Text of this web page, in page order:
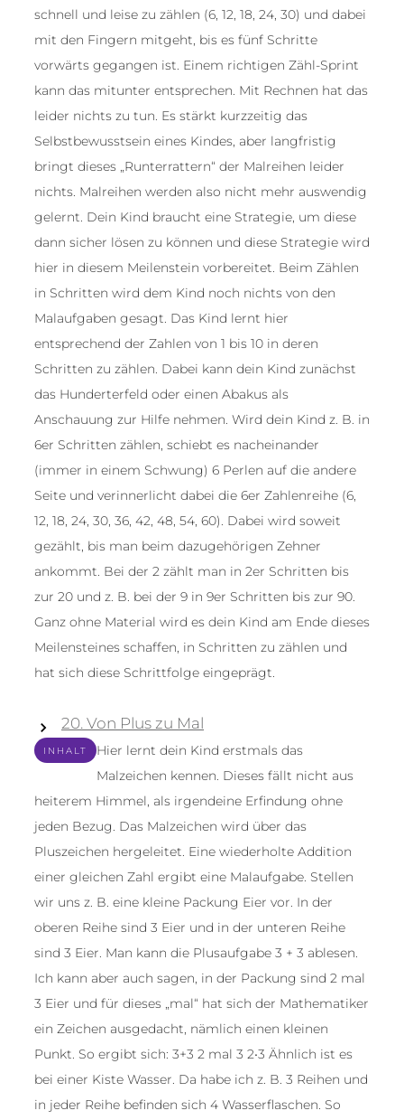
schnell und leise zu zählen (6, 12, 18, 24, 30) und dabei
mit den Fingern mitgeht, bis es fünf Schritte
vorwärts gegangen ist. Einem richtigen Zähl-Sprint
kann das mitunter entsprechen. Mit Rechnen hat das
leider nichts zu tun. Es stärkt kurzzeitig das
Selbstbewusstsein eines Kindes, aber langfristig
bringt dieses „Runterrattern“ der Malreihen leider
nichts. Malreihen werden also nicht mehr auswendig
gelernt. Dein Kind braucht eine Strategie, um diese
dann sicher lösen zu können und diese Strategie wird
hier in diesem Meilenstein vorbereitet. Beim Zählen
in Schritten wird dem Kind noch nichts von den
Malaufgaben gesagt. Das Kind lernt hier
entsprechend der Zahlen von 1 bis 10 in deren
Schritten zu zählen. Dabei kann dein Kind zunächst
das Hunderterfeld oder einen Abakus als
Anschauung zur Hilfe nehmen. Wird dein Kind z. B. in
6er Schritten zählen, schiebt es nacheinander
(immer in einem Schwung) 6 Perlen auf die andere
Seite und verinnerlicht dabei die 6er Zahlenreihe (6,
12, 18, 24, 30, 36, 42, 48, 54, 60). Dabei wird soweit
gezählt, bis man beim dazugehörigen Zehner
ankommt. Bei der 2 zählt man in 2er Schritten bis
zur 20 und z. B. bei der 9 in 9er Schritten bis zur 90.
Ganz ohne Material wird es dein Kind am Ende dieses
Meilensteines schaffen, in Schritten zu zählen und
hat sich diese Schrittfolge eingeprägt.
20. Von Plus zu Mal
INHALT
Hier lernt dein Kind erstmals das
Malzeichen kennen. Dieses fällt nicht aus
heiterem Himmel, als irgendeine Erfindung ohne
jeden Bezug. Das Malzeichen wird über das
Pluszeichen hergeleitet. Eine wiederholte Addition
einer gleichen Zahl ergibt eine Malaufgabe. Stellen
wir uns z. B. eine kleine Packung Eier vor. In der
oberen Reihe sind 3 Eier und in der unteren Reihe
sind 3 Eier. Man kann die Plusaufgabe 3 + 3 ablesen.
Ich kann aber auch sagen, in der Packung sind 2 mal
3 Eier und für dieses „mal“ hat sich der Mathematiker
ein Zeichen ausgedacht, nämlich einen kleinen
Punkt. So ergibt sich: 3+3 2 mal 3 2•3 Ähnlich ist es
bei einer Kiste Wasser. Da habe ich z. B. 3 Reihen und
in jeder Reihe befinden sich 4 Wasserflaschen. So